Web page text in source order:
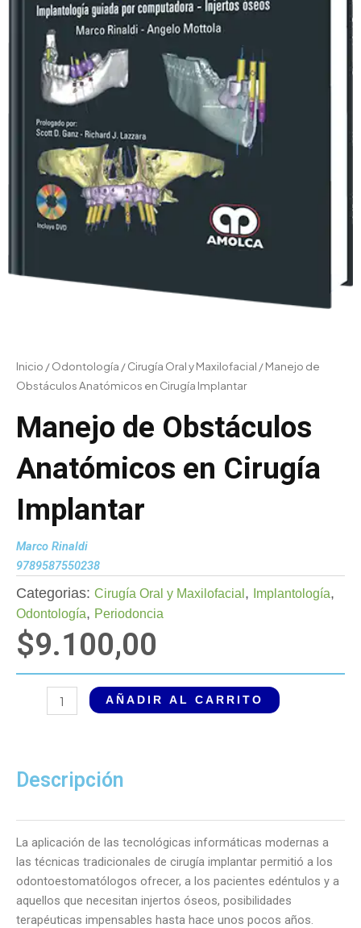
Inicio /Odontología /Cirugía Oral y Maxilofacial / Manejo de
Obstáculos Anatómicos en Cirugía Implantar
Manejo de Obstáculos
Anatómicos en Cirugía
Implantar
Marco Rinaldi
9789587550238
Categorias: Cirugía Oral y Maxilofacial , Implantología,
Odontología, Periodoncia
$9.100,00
en
AÑADIR AL CARRITO
Descripción
La aplicación de las tecnológicas informáticas modernas a
las técnicas tradicionales de cirugía implantar permitió a los
odontoestomatólogos ofrecer, a los pacientes edéntulos y a
aquellos que necesitan injertos óseos, posibilidades
terapéuticas impensables hasta hace unos pocos años.